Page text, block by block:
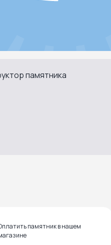
памятника
памятник в нашем